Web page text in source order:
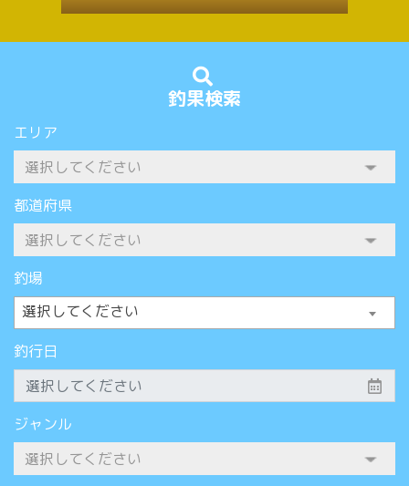
釣果検索
エリア
都道府県
釣場
選択してください
釣行日
ジャンル